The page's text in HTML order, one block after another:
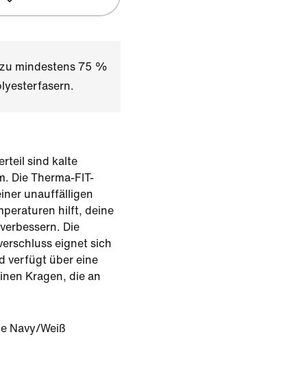
mindestens 75 %
sind kalte
Die Therma-FIT-
unauffälligen
hilft, deine
Die
eignet sich
verfügt über eine
Kragen, die an
Navy/Weiß